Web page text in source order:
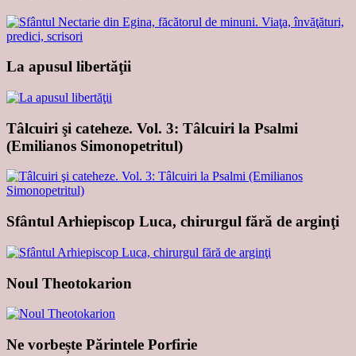
La apusul libertăţii
Tâlcuiri şi cateheze. Vol. 3: Tâlcuiri la Psalmi
(Emilianos Simonopetritul)
Sfântul Arhiepiscop Luca, chirurgul fără de arginţi
Noul Theotokarion
Ne vorbește Părintele Porfirie